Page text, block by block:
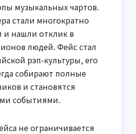
музыкальных чартов.
стали многократно
нашли отклик в
людей. Фейс стал
рэп-культуры, его
собирают полные
и становятся
событиями.
не ограничивается